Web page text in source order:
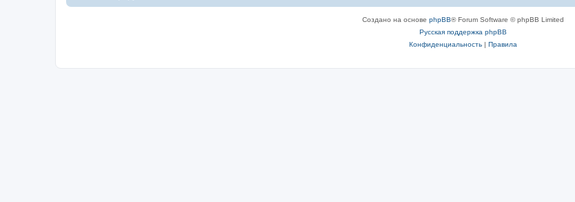
Создано на основе phpBB® Forum Software © phpBB Limited
Русская поддержка phpBB
Конфиденциальность| Правила